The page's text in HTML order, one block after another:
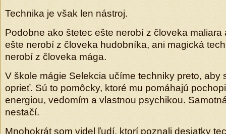
Technika je však len nástroj.
Podobne ako štetec ešte nerobí z človeka maliara
ešte nerobí z človeka hudobníka, ani magická
nerobí z človeka mága.
V škole mágie Selekcia učíme techniky preto, aby
oprieť. Sú to pomôcky, ktoré mu pomáhajú
energiou, vedomím a vlastnou psychikou.
nestačí.
Mnohokrát som videl ľudí, ktorí poznali desiatky